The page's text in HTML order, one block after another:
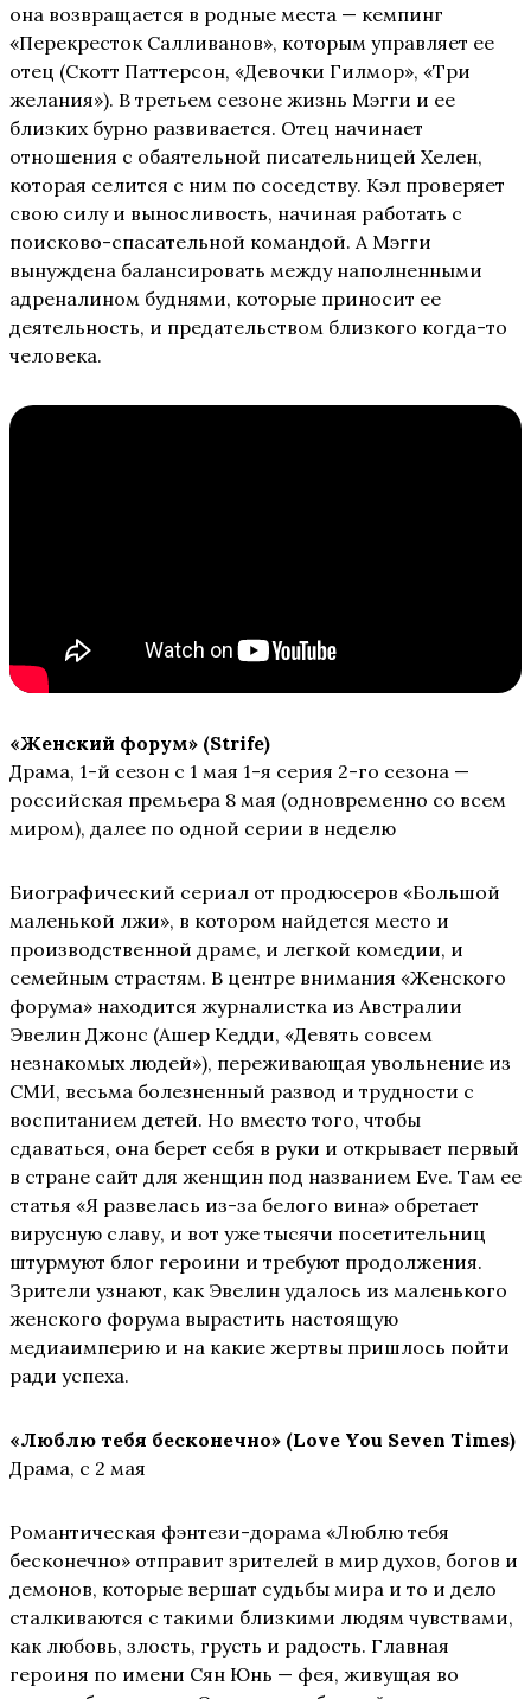
она возвращается в родные места — кемпинг
«Перекресток Салливанов», которым управляет ее
отец (Скотт Паттерсон, «Девочки Гилмор», «Три
желания»). В третьем сезоне жизнь Мэгги и ее
близких бурно развивается. Отец начинает
отношения с обаятельной писательницей Хелен,
которая селится с ним по соседству. Кэл проверяет
свою силу и выносливость, начиная работать с
поисково-спасательной командой. А Мэгги
вынуждена балансировать между наполненными
адреналином буднями, которые приносит ее
деятельность, и предательством близкого когда-то
человека.
«Женский форум» (Strife)
Драма, 1-й сезон с 1 мая 1-я серия 2-го сезона —
российская премьера 8 мая (одновременно со всем
миром), далее по одной серии в неделю
Биографический сериал от продюсеров «Большой
маленькой лжи», в котором найдется место и
производственной драме, и легкой комедии, и
семейным страстям. В центре внимания «Женского
форума» находится журналистка из Австралии
Эвелин Джонс (Ашер Кедди, «Девять совсем
незнакомых людей»), переживающая увольнение из
СМИ, весьма болезненный развод и трудности с
воспитанием детей. Но вместо того, чтобы
сдаваться, она берет себя в руки и открывает первый
в стране сайт для женщин под названием Eve. Там ее
статья «Я развелась из-за белого вина» обретает
вирусную славу, и вот уже тысячи посетительниц
штурмуют блог героини и требуют продолжения.
Зрители узнают, как Эвелин удалось из маленького
женского форума вырастить настоящую
медиаимперию и на какие жертвы пришлось пойти
ради успеха.
«Люблю тебя бесконечно» (Love You Seven Times)
Драма, с 2 мая
Романтическая фэнтези-дорама «Люблю тебя
бесконечно» отправит зрителей в мир духов, богов и
демонов, которые вершат судьбы мира и то и дело
сталкиваются с такими близкими людям чувствами,
как любовь, злость, грусть и радость. Главная
героиня по имени Сян Юнь — фея, живущая во